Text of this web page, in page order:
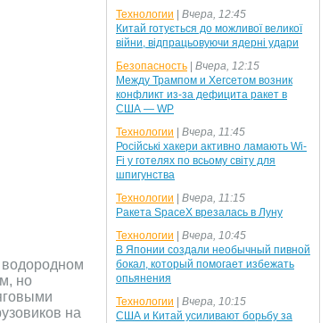
водородном
но
на
Технологии
Вчера, 12:45
Китай готується до можливої великої
війни, відпрацьовуючи ядерні удари
Безопасность
Вчера, 12:15
Между Трампом и Хегсетом возник
конфликт из-за дефицита ракет в
США — WP
Технологии
Вчера, 11:45
Російські хакери активно ламають Wi-
Fi у готелях по всьому світу для
шпигунства
Технологии
Вчера, 11:15
Ракета SpaceX врезалась в Луну
Технологии
Вчера, 10:45
В Японии создали необычный пивной
бокал, который помогает избежать
опьянения
Технологии
Вчера, 10:15
США и Китай усиливают борьбу за